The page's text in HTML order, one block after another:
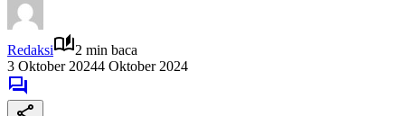
Redaksi
2 min baca
3 Oktober 20244 Oktober 2024